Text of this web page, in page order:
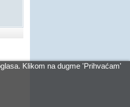
Klikom na dugme 'Prihvaćam'